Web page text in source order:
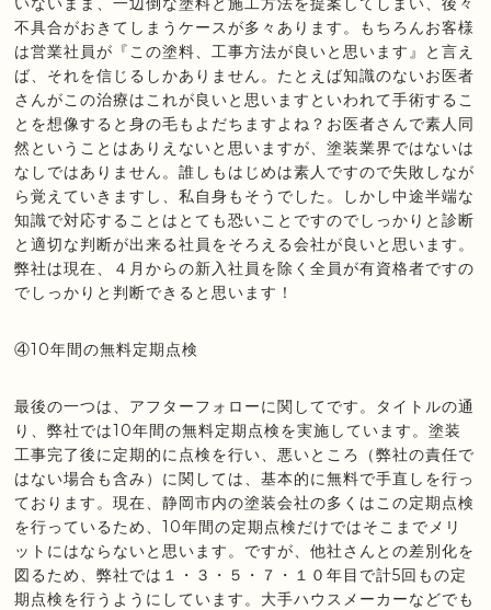
不具合がおきてしまうケースが多々あります。もちろんお客様
は営業社員が『この塗料、工事方法が良いと思います』と言え
ば、それを信じるしかありません。たとえば知識のないお医者
さんがこの治療はこれが良いと思いますといわれて手術するこ
とを想像すると身の毛もよだちますよね？お医者さんで素人同
然ということはありえないと思いますが、塗装業界ではないは
なしではありません。誰しもはじめは素人ですので失敗しなが
ら覚えていきますし、私自身もそうでした。しかし中途半端な
知識で対応することはとても恐いことですのでしっかりと診断
と適切な判断が出来る社員をそろえる会社が良いと思います。
弊社は現在、４月からの新入社員を除く全員が有資格者ですの
でしっかりと判断できると思います！
④10年間の無料定期点検
最後の一つは、アフターフォローに関してです。タイトルの通
り、弊社では10年間の無料定期点検を実施しています。塗装
工事完了後に定期的に点検を行い、悪いところ（弊社の責任で
はない場合も含み）に関しては、基本的に無料で手直しを行っ
ております。現在、静岡市内の塗装会社の多くはこの定期点検
を行っているため、10年間の定期点検だけではそこまでメリ
ットにはならないと思います。ですが、他社さんとの差別化を
図るため、弊社では１・３・５・７・１０年目で計5回もの定
期点検を行うようにしています。大手ハウスメーカーなどでも